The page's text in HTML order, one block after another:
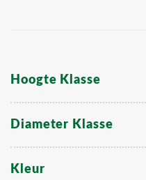
Hoogte Klasse
Diameter Klasse
Kleur